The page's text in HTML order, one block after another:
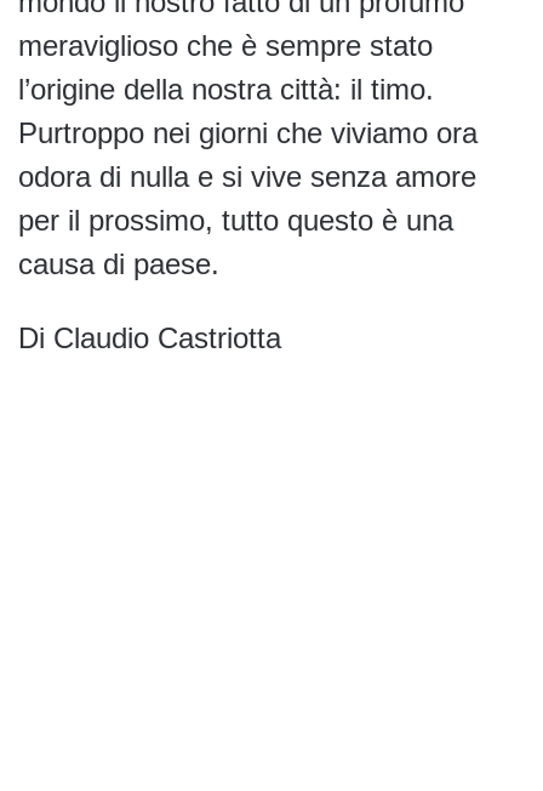
meraviglioso che è sempre stato
l’origine della nostra città: il timo.
Purtroppo nei giorni che viviamo ora
odora di nulla e si vive senza amore
per il prossimo, tutto questo è una
causa di paese.
Di Claudio Castriotta